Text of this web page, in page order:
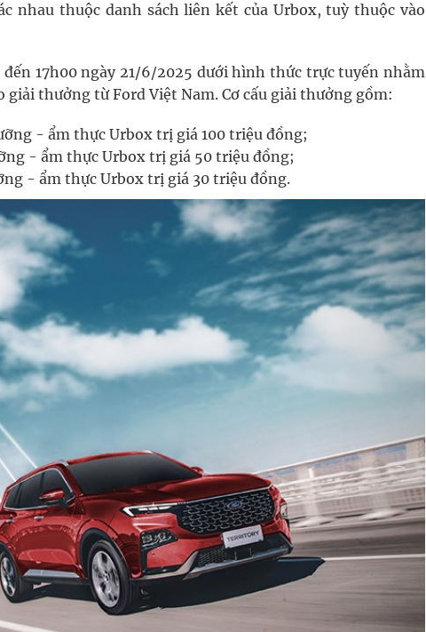
nhau thuộc danh sách liên kết của Urbox, tuỳ thuộc vào
17h00 ngày 21/6/2025 dưới hình thức trực tuyến nhằm
giải thưởng từ Ford Việt Nam. Cơ cấu giải thưởng gồm:
- ẩm thực Urbox trị giá 100 triệu đồng;
- ẩm thực Urbox trị giá 50 triệu đồng;
- ẩm thực Urbox trị giá 30 triệu đồng.